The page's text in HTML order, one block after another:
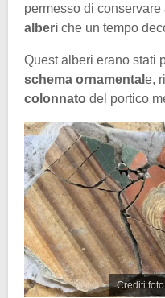
permesso di conservare
alberi che un tempo
Quest alberi erano stati
schema ornamental e,
colonnato del portico
Crediti